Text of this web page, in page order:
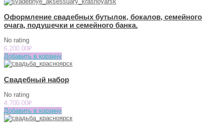
Оформление свадебных бутылок, бокалов, семейного
очага, подушечки и семейного банка.
No rating
6,200.00₽
Добавить в корзину
Свадебный набор
No rating
4,700.00₽
Добавить в корзину